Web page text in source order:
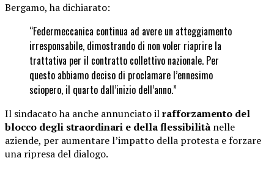
Bergamo, ha dichiarato:
“Federmeccanica continua ad avere un atteggiamento
irresponsabile, dimostrando di non voler riaprire la
trattativa per il contratto collettivo nazionale. Per
questo abbiamo deciso di proclamare l’ennesimo
sciopero, il quarto dall’inizio dell’anno.”
Il sindacato ha anche annunciato ilrafforzamento del
blocco degli straordinari e della flessibilità nelle
aziende, per aumentare l’impatto della protesta e forzare
una ripresa del dialogo.